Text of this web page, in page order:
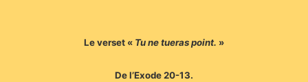
Le verset « Tu ne tueras point. »
De l’Exode 20-13.